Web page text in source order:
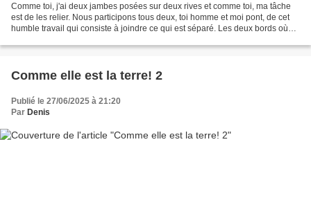
Comme toi, j'ai deux jambes posées sur deux rives et comme toi, ma tâche
est de les relier. Nous participons tous deux, toi homme et moi pont, de cet
humble travail qui consiste à joindre ce qui est séparé. Les deux bords où
Comme elle est la terre! 2
Publié le 27/06/2025 à 21:20
Par Denis